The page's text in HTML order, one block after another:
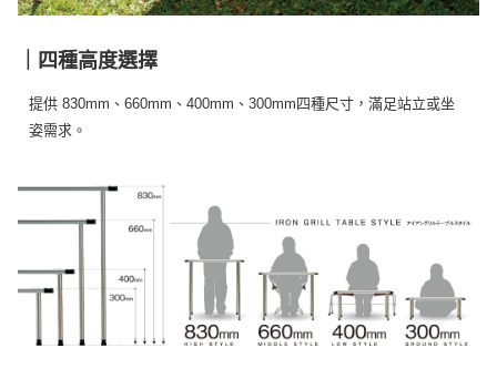
｜四種高度選擇
提供 830mm、660mm、400mm、300mm四種尺寸，滿足站立或坐
姿需求。